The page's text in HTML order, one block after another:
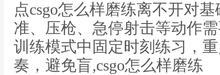
点csgo怎么样磨练离不开对
准、压枪、急停射击等动作
训练模式中固定时刻练习，
奏，避免盲,csgo怎么样磨练